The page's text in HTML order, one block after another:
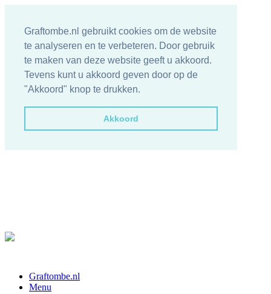
Graftombe.nl gebruikt cookies om de website
te analyseren en te verbeteren. Door gebruik
te maken van deze website geeft u akkoord.
Tevens kunt u akkoord geven door op de
"Akkoord" knop te drukken.
Akkoord
Graftombe.nl
Menu